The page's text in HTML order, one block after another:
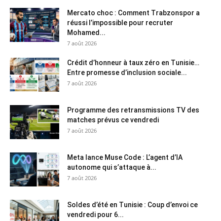
Mercato choc : Comment Trabzonspor a
réussi l’impossible pour recruter
Mohamed...
7 août 2026
Crédit d’honneur à taux zéro en Tunisie…
Entre promesse d’inclusion sociale...
7 août 2026
Programme des retransmissions TV des
matches prévus ce vendredi
7 août 2026
Meta lance Muse Code : L’agent d’IA
autonome qui s’attaque à...
7 août 2026
Soldes d’été en Tunisie : Coup d’envoi ce
vendredi pour 6...